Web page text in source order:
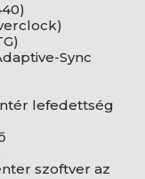
Sync
lefedettség
szoftver az